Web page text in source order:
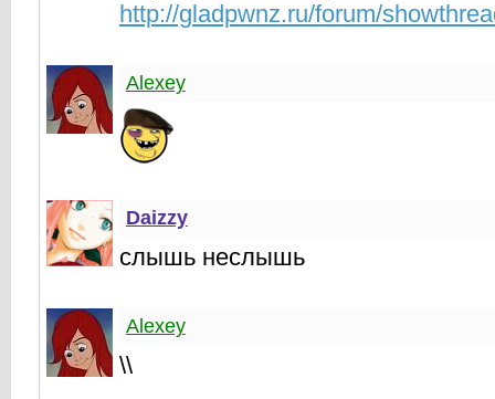
http://gladpwnz.ru/forum/
Alexey
Daizzy
слышь неслышь
Alexey
\\